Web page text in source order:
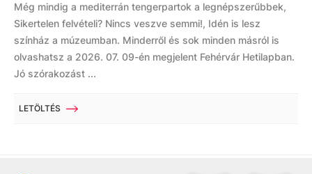
Még mindig a mediterrán tengerpartok a legnépszerűbbek,
Sikertelen felvételi? Nincs veszve semmi!, Idén is lesz
színház a múzeumban. Minderről és sok minden másról is
olvashatsz a 2026. 07. 09-én megjelent Fehérvár Hetilapban.
Jó szórakozást ...
LETÖLTÉS